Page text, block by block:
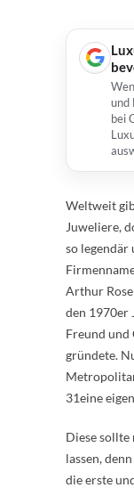
und
bei
Weltweit
Juweliere,
so legendär
Arthur
den 1970er
Freund und
gründete.
31eine
Diese sollte
lassen,
die erste